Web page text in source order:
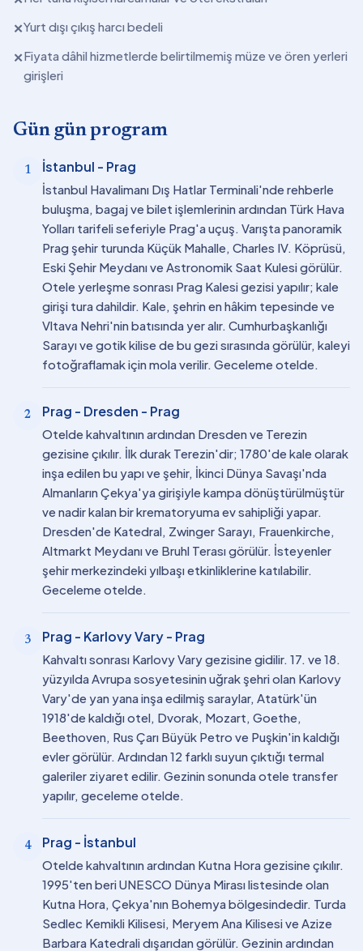
✕Yurt dışı çıkış harcı bedeli
✕Fiyata dâhil hizmetlerde belirtilmemiş müze ve ören yerleri
girişleri
Gün gün program
1 İstanbul - Prag
İstanbul Havalimanı Dış Hatlar Terminali'nde rehberle
buluşma, bagaj ve bilet işlemlerinin ardından Türk Hava
Yolları tarifeli seferiyle Prag'a uçuş. Varışta panoramik
Prag şehir turunda Küçük Mahalle, Charles IV. Köprüsü,
Eski Şehir Meydanı ve Astronomik Saat Kulesi görülür.
Otele yerleşme sonrası Prag Kalesi gezisi yapılır; kale
girişi tura dahildir. Kale, şehrin en hâkim tepesinde ve
Vltava Nehri'nin batısında yer alır. Cumhurbaşkanlığı
Sarayı ve gotik kilise de bu gezi sırasında görülür, kaleyi
fotoğraflamak için mola verilir. Geceleme otelde.
2 Prag - Dresden - Prag
Otelde kahvaltının ardından Dresden ve Terezin
gezisine çıkılır. İlk durak Terezin'dir; 1780'de kale olarak
inşa edilen bu yapı ve şehir, İkinci Dünya Savaşı'nda
Almanların Çekya'ya girişiyle kampa dönüştürülmüştür
ve nadir kalan bir krematoryuma ev sahipliği yapar.
Dresden'de Katedral, Zwinger Sarayı, Frauenkirche,
Altmarkt Meydanı ve Bruhl Terası görülür. İsteyenler
şehir merkezindeki yılbaşı etkinliklerine katılabilir.
Geceleme otelde.
3 Prag - Karlovy Vary - Prag
Kahvaltı sonrası Karlovy Vary gezisine gidilir. 17. ve 18.
yüzyılda Avrupa sosyetesinin uğrak şehri olan Karlovy
Vary'de yan yana inşa edilmiş saraylar, Atatürk'ün
1918'de kaldığı otel, Dvorak, Mozart, Goethe,
Beethoven, Rus Çarı Büyük Petro ve Puşkin'in kaldığı
evler görülür. Ardından 12 farklı suyun çıktığı termal
galeriler ziyaret edilir. Gezinin sonunda otele transfer
yapılır, geceleme otelde.
4 Prag - İstanbul
Otelde kahvaltının ardından Kutna Hora gezisine çıkılır.
1995'ten beri UNESCO Dünya Mirası listesinde olan
Kutna Hora, Çekya'nın Bohemya bölgesindedir. Turda
Sedlec Kemikli Kilisesi, Meryem Ana Kilisesi ve Azize
Barbara Katedrali dışarıdan görülür. Gezinin ardından